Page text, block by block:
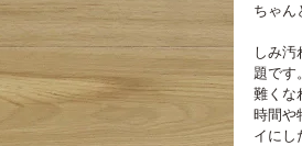
ちゃん
しみ汚
題です
難くな
時間や
イにし